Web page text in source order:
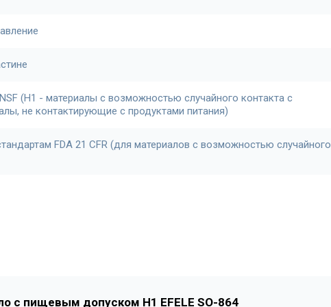
(H1 - материалы с возможностью случайного контакта с
не контактирующие с продуктами питания)
FDA 21 CFR (для материалов с возможностью случайного
с пищевым допуском H1 EFELE SO-864